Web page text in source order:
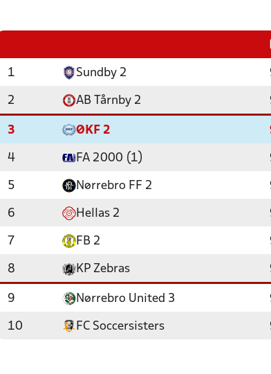
1 Sundby 2
2 AB Tårnby 2
3 ØKF 2
4 FA 2000 (1)
5 Nørrebro FF 2
6 Hellas 2
7 FB 2
8 KP Zebras
9 Nørrebro United 3
10 FC Soccersisters